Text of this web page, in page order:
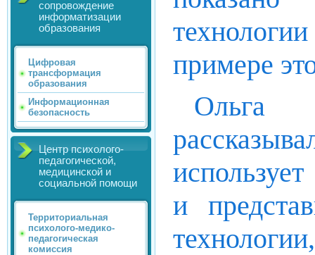
сопровождение
информатизации
образования
Цифровая
трансформация
образования
Информационная
безопасность
Центр психолого-
педагогической,
медицинской и
социальной помощи
Территориальная
психолого-медико-
педагогическая
комиссия
примере
Ольга
и